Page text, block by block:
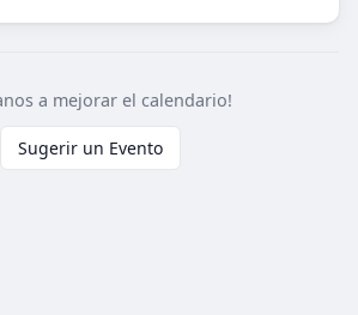
a mejorar el calendario!
Sugerir un Evento